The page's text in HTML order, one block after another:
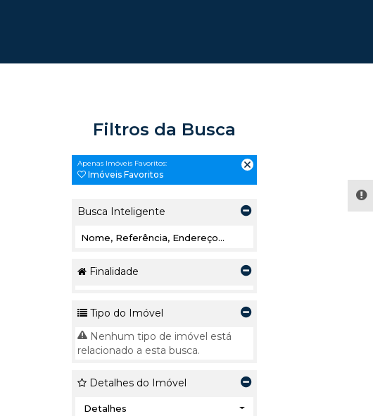
Filtros da Busca
Apenas Imóveis Favoritos:
Imóveis Favoritos
Busca Inteligente
Finalidade
Tipo do Imóvel
Nenhum tipo de imóvel está
relacionado a esta busca.
Detalhes do Imóvel
Detalhes